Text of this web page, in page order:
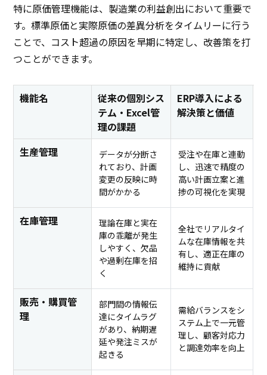
特に原価管理機能は、製造業の利益創出において重要で
す。標準原価と実際原価の差異分析をタイムリーに行う
ことで、コスト超過の原因を早期に特定し、改善策を打
つことができます。
機能名
従来の個別シス
テム・Excel管
理の課題
ERP導入による
解決策と価値
生産管理
データが分断さ
れており、計画
変更の反映に時
間がかかる
受注や在庫と連動
し、迅速で精度の
高い計画立案と進
捗の可視化を実現
在庫管理
理論在庫と実在
庫の乖離が発生
しやすく、欠品
や過剰在庫を招
く
全社でリアルタイ
ムな在庫情報を共
有し、適正在庫の
維持に貢献
販売・購買管
理
部門間の情報伝
達にタイムラグ
があり、納期遅
延や発注ミスが
起きる
需給バランスをシ
ステム上で一元管
理し、顧客対応力
と調達効率を向上